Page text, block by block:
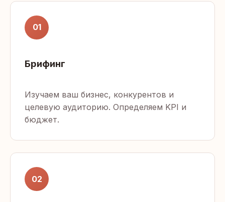
01
Брифинг
Изучаем ваш бизнес, конкурентов и
целевую аудиторию. Определяем KPI и
бюджет.
02